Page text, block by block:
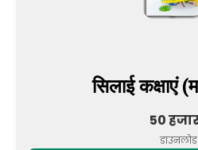
सिलाई कक्षाएं
50
डाउनलोड